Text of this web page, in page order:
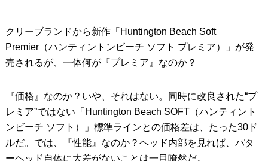
クリーブランドから新作「Huntington Beach Soft
Premier（ハンティントンビーチ ソフト プレミア）」が発
売されるが、一体何が『プレミア』なのか？
『価格』なのか？いや、それはない。同時に改良された“プ
レミア”ではない「Huntington Beach SOFT（ハンティント
ンビーチ ソフト）」標準ラインとの価格差は、たった30ド
ルだ。では、『性能』なのか？ヘッド内部を見れば、パタ
ーヘッド自体に大差がないことは一目瞭然だ。